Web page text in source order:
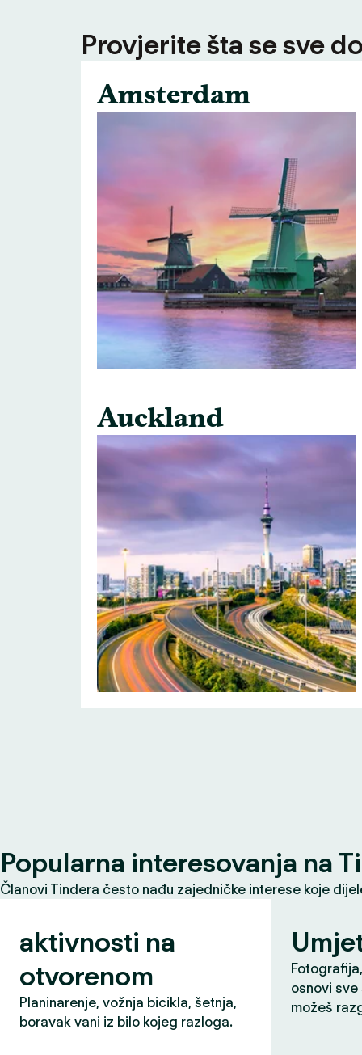
Provjerite šta se sve
Amsterdam
Auckland
Popularna interesovanja na
Članovi Tindera često nađu zajedničke interese koje
aktivnosti na
otvorenom
Planinarenje, vožnja bicikla, šetnja,
boravak vani iz bilo kojeg razloga.
osnovi
možeš